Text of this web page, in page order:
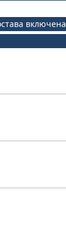
включена